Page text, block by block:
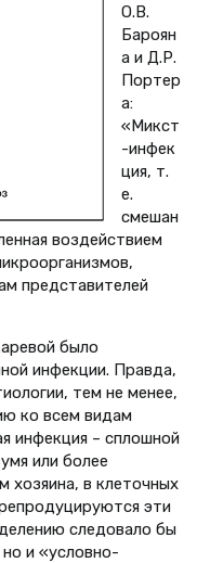
О.В.
Бароян
а и Д.Р.
Портер
а:
«Микст
-инфек
ция, т.
е.
смешан
воздействием
представителей
было
инфекции. Правда,
тем не менее,
ко всем видам
инфекция – сплошной
или более
хозяина, в клеточных
эти
следовало бы
и «условно-